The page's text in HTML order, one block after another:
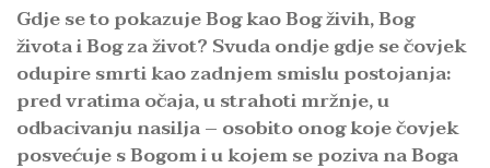
Gdje se to pokazuje Bog kao Bog živih, Bog
života i Bog za život? Svuda ondje gdje se čovjek
odupire smrti kao zadnjem smislu postojanja:
pred vratima očaja, u strahoti mržnje, u
odbacivanju nasilja – osobito onog koje čovjek
posvećuje s Bogom i u kojem se poziva na Boga